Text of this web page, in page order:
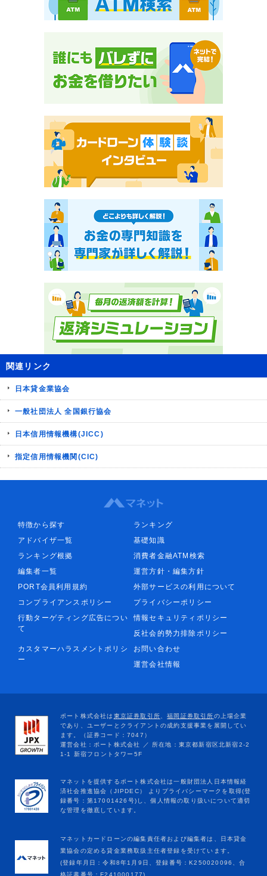
関連リンク
日本貸金業協会
一般社団法人 全国銀行協会
日本信用情報機構(JICC)
指定信用情報機関(CIC)
特徴から探す
ランキング
アドバイザ一覧
基礎知識
ランキング根拠
消費者金融ATM検索
編集者一覧
運営方針・編集方針
PORT会員利用規約
外部サービスの利用について
コンプライアンスポリシー
プライバシーポリシー
行動ターゲティング広告につい
て
情報セキュリティポリシー
反社会的勢力排除ポリシー
カスタマーハラスメントポリシ
ー
お問い合わせ
運営会社情報
マネットカードローンの編集責任者および編集者は、日本貸金
業協会の定める貸金業務取扱主任者登録を受けています。
(登録年月日：令和8年1月9日、登録番号：K250020096、合
格証書番号：F241000177)